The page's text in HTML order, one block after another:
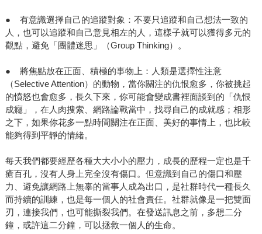
● 有意識選擇自己的追蹤對象：不要只追蹤和自己想法一致的
人，也可以追蹤和自己意見相左的人，這樣子就可以獲得多元的
觀點，避免「團體迷思」（Group Thinking）。
● 將焦點放在正面、積極的事物上：人類是選擇性注意
（Selective Attention）的動物，當你關注的仇恨愈多，你被挑起
的憤怒也會愈多，長久下來，你可能會變成書裡面談到的「仇恨
成癮」，在人肉搜索、網路論戰當中，找尋自己的成就感；相形
之下，如果你花多一點時間關注在正面、美好的事情上，也比較
能夠得到平靜的情緒。
每天我們都要經歷各種大大小小的壓力，成長的歷程一定也是千
瘡百孔，沒有人身上完全沒有傷口。但意識到自己的傷口和壓
力、避免讓網路上無辜的當事人成為出口，是社群時代一種長久
而持續的訓練，也是每一個人的社會責任。社群就像是一把雙面
刃，連接我們，也可能撕裂我們。在發送訊息之前，多想二分
鐘，或許這二分鐘，可以拯救一個人的生命。